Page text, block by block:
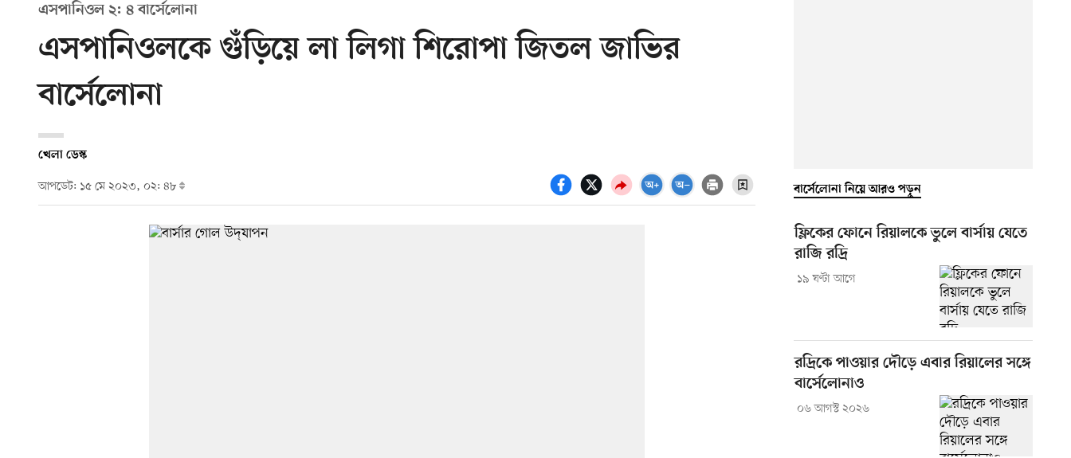
এসপানিওল ২: ৪ বার্সেলোনা
এসপানিওলকে গুঁড়িয়ে লা লিগা শিরোপা জিতল জাভির
বার্সেলোনা
খেলা ডেস্ক
আপডেট: ১৫ মে ২০২৩, ০২: ৪৮ বার্সেলোনা নিয়ে আরও পড়ুন
ফ্লিকের ফোনে রিয়ালকে ভুলে বার্সায় যেতে
রাজি রদ্রি
১৯ ঘণ্টা আগে
রদ্রিকে পাওয়ার দৌড়ে এবার রিয়ালের সঙ্গে
বার্সেলোনাও
০৬ আগস্ট ২০২৬